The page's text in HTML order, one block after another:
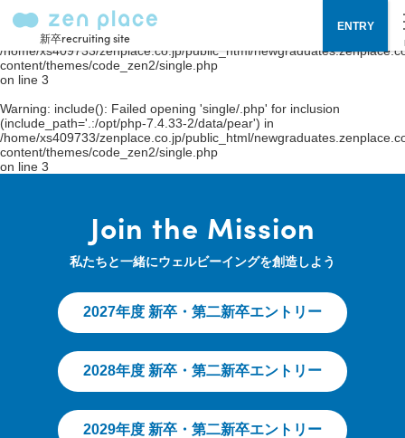
新卒recruiting site
ENTRY
Warning
: include(single/.php): failed to open stream: No such file or
directory in
/home/xs409733/zenplace.co.jp/public_html/
content/themes/code_zen2/single.php
on line 3
Warning: include(): Failed opening 'single/.php' for inclusion
(include_path='.:/opt/php-7.4.33-2/data/pear') in
/home/xs409733/zenplace.co.jp/public_html/
content/themes/code_zen2/single.php
on line 3
Join the Mission
私たちと一緒にウェルビーイングを創造しよう
2027年度 新卒・第二新卒エントリー
2028年度 新卒・第二新卒エントリー
2029年度 新卒・第二新卒エントリー